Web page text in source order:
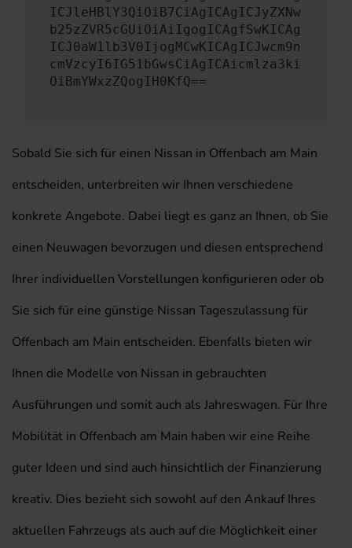
ICJleHBlY3QiOiB7CiAgICAgICJyZXNw
b25zZVR5cGUiOiAiIgogICAgfSwKICAg
ICJ0aW1lb3V0IjogMCwKICAgICJwcm9n
cmVzcyI6IG51bGwsCiAgICAicmlza3ki
OiBmYWxzZQogIH0KfQ==
Sobald Sie sich für einen Nissan in Offenbach am Main
entscheiden, unterbreiten wir Ihnen verschiedene
konkrete Angebote. Dabei liegt es ganz an Ihnen, ob Sie
einen Neuwagen bevorzugen und diesen entsprechend
Ihrer individuellen Vorstellungen konfigurieren oder ob
Sie sich für eine günstige Nissan Tageszulassung für
Offenbach am Main entscheiden. Ebenfalls bieten wir
Ihnen die Modelle von Nissan in gebrauchten
Ausführungen und somit auch als Jahreswagen. Für Ihre
Mobilität in Offenbach am Main haben wir eine Reihe
guter Ideen und sind auch hinsichtlich der Finanzierung
kreativ. Dies bezieht sich sowohl auf den Ankauf Ihres
aktuellen Fahrzeugs als auch auf die Möglichkeit einer